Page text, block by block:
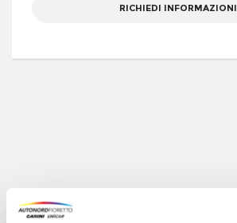
RICHIEDI INFORMAZIONI